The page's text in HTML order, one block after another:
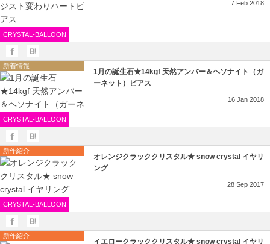
CRYSTAL-BALLOON
7 Feb 2018
新着情報
CRYSTAL-BALLOON
1月の誕生石★14kgf 天然アンバー＆ヘソナイト（ガ
ーネット）ピアス
16 Jan 2018
新作紹介
CRYSTAL-BALLOON
オレンジクラッククリスタル★ snow crystal イヤリ
ング
28 Sep 2017
新作紹介
イエロークラッククリスタル★ snow crystal イヤリ